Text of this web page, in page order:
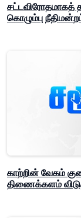
சட்டவிரோதமாகத்
கொழும்பு
காற்றின் வேகம்
திணைக்களம்